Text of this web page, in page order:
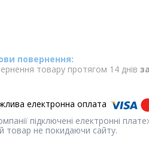
товару протягом 14 днів
підключені електронні
товар не покидаючи сайту.